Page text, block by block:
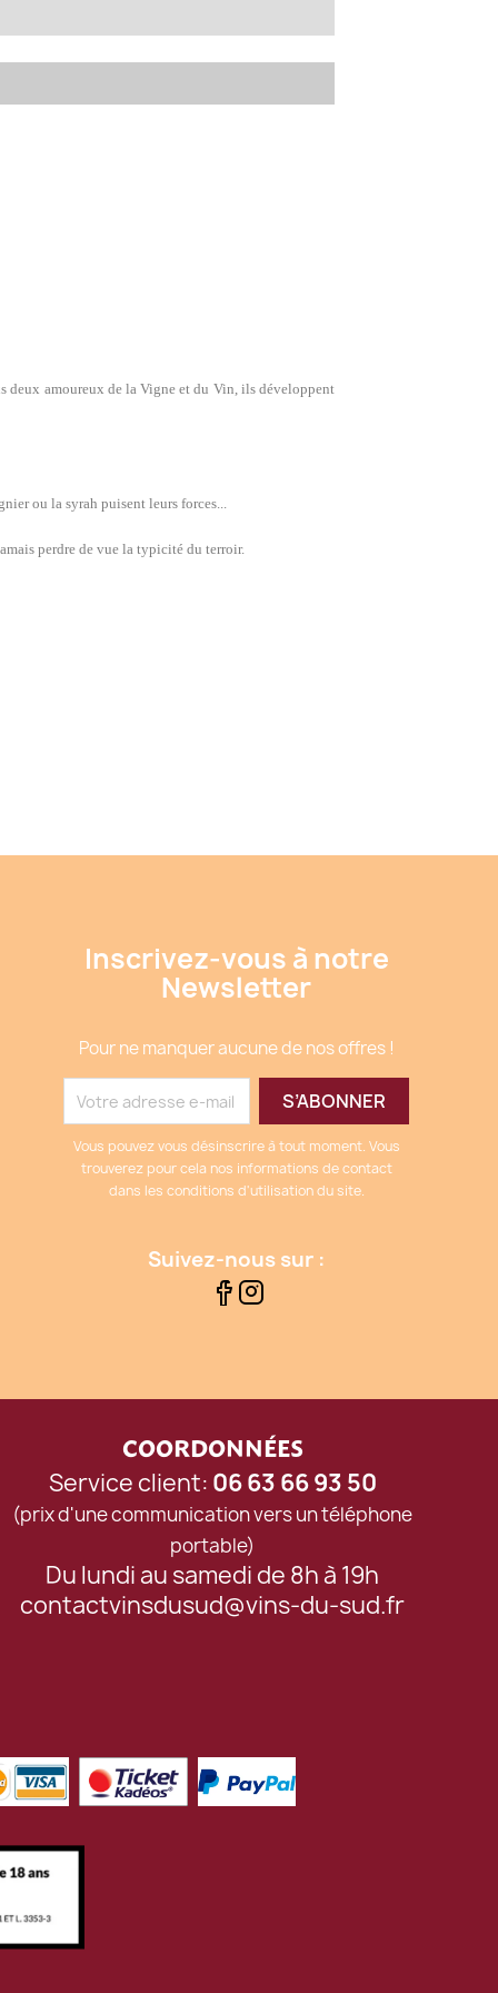
deux amoureux de la Vigne et du Vin, ils développent
ou la syrah puisent leurs forces...
perdre de vue la typicité du terroir.
Inscrivez-vous à notre
Newsletter
Pour ne manquer aucune de nos offres !
Vous pouvez vous désinscrire à tout moment. Vous
trouverez pour cela nos informations de contact
dans les conditions d'utilisation du site.
Suivez-nous sur :
COORDONNÉES
Service client: 06 63 66 93 50
(prix d'une communication vers un téléphone
portable)
Du lundi au samedi de 8h à 19h
contactvinsdusud@vins-du-sud.fr